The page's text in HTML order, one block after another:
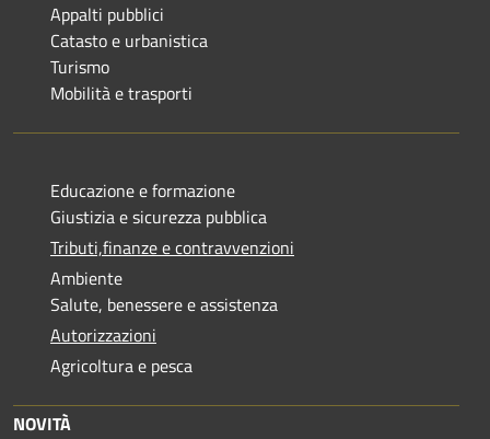
Appalti pubblici
Catasto e urbanistica
Turismo
Mobilità e trasporti
Educazione e formazione
Giustizia e sicurezza pubblica
Tributi,finanze e contravvenzioni
Ambiente
Salute, benessere e assistenza
Autorizzazioni
Agricoltura e pesca
NOVITÀ